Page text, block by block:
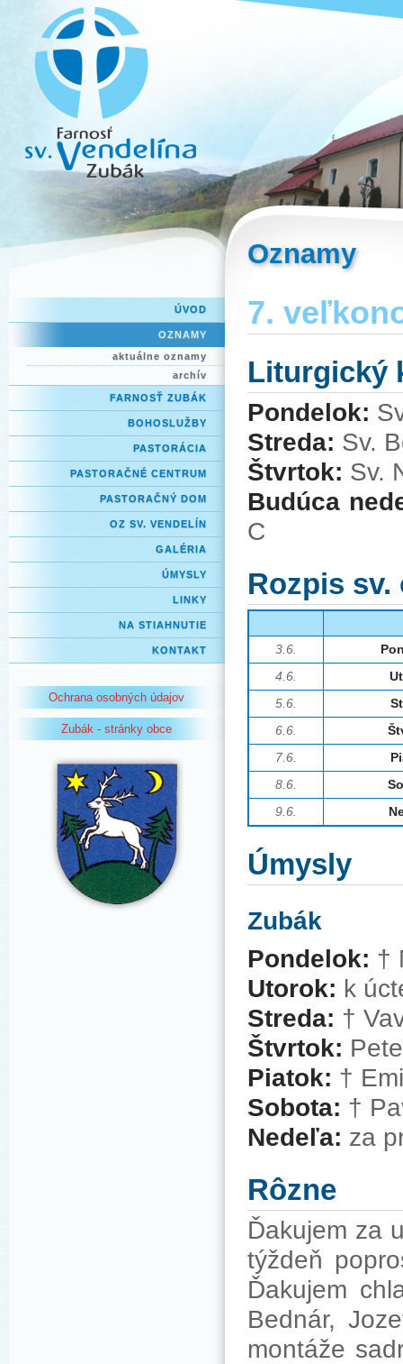
ÚVOD
OZNAMY
aktuálne oznamy
archív
FARNOSŤ ZUBÁK
BOHOSLUŽBY
PASTORÁCIA
PASTORAČNÉ CENTRUM
PASTORAČNÝ DOM
OZ SV. VENDELÍN
GALÉRIA
ÚMYSLY
LINKY
NA STIAHNUTIE
KONTAKT
Ochrana osobných údajov
Zubák - stránky obce
Oznamy
7.
Liturgický
Pondelok:
Streda: Sv.
Štvrtok: Sv.
Budúca
C
Rozpis sv.
3.6.
4.6.
5.6.
6.6.
7.6.
8.6.
9.6.
Úmysly
Zubák
Pondelok: †
Utorok: k
Streda: †
Štvrtok:
Piatok: †
Sobota: †
Nedeľa: za
Rôzne
Ďakujem za
týždeň
Ďakujem
Bednár,
montáže